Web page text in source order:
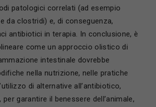
patologici correlati (ad esempio
da clostridi) e, di conseguenza,
antibiotici in terapia. In conclusione, è
come un approccio olistico di
intestinale dovrebbe
nella nutrizione, nelle pratiche
di alternative all’antibiotico,
garantire il benessere dell’animale,